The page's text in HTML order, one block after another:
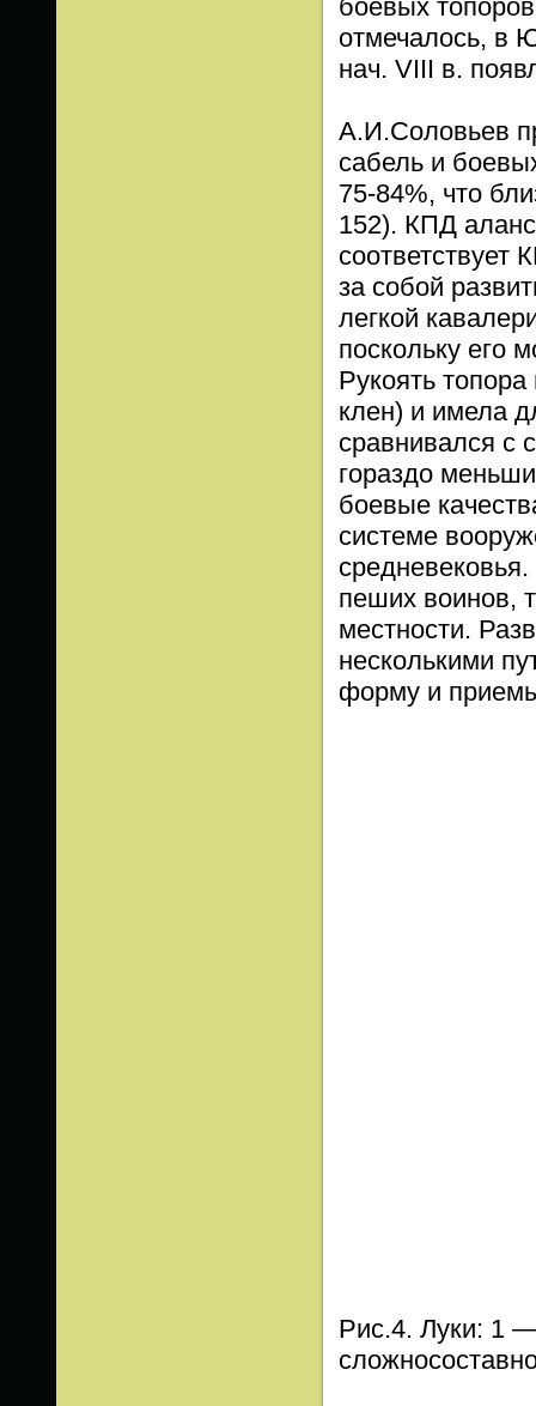
боевых
отмечалось, в
нач. VIII в.
А.И.Соловьев
сабель и
75-84%, что
152). КПД
за собой
легкой
поскольку его
Рукоять
клен) и имела
сравнивался с
гораздо
боевые
системе
пеших воинов,
местности.
несколькими
форму и
Рис.4. Луки: 1